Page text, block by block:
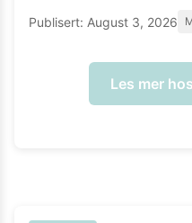
Publisert: August 3, 2026
Les mer hos